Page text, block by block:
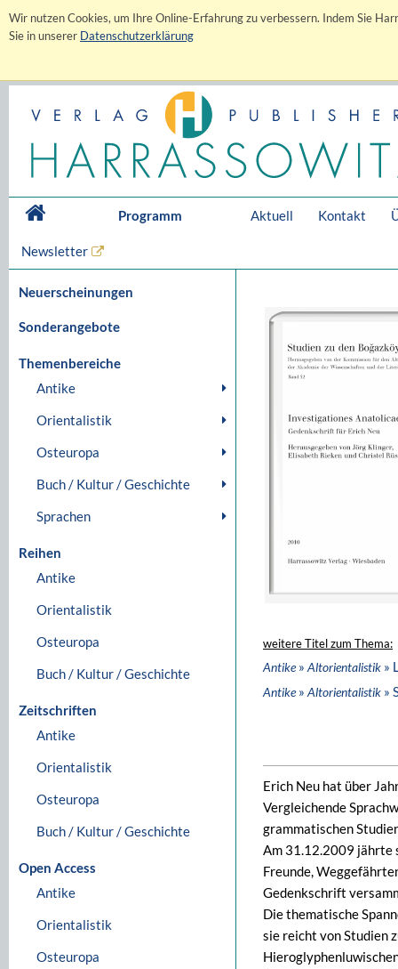
Wir nutzen Cookies, um Ihre Online-Erfahrung zu verbessern. Indem Sie
Sie in unserer Datenschutzerklärung
Programm Aktuell Kontakt
Newsletter
Neuerscheinungen
Sonderangebote
Themenbereiche
Antike
Orientalistik
Osteuropa
Buch / Kultur / Geschichte
Sprachen
Reihen
Antike
Orientalistik
Osteuropa
Buch / Kultur / Geschichte
Zeitschriften
Antike
Orientalistik
Osteuropa
Buch / Kultur / Geschichte
Open Access
Antike
Orientalistik
Osteuropa
weitere Titel zum Thema:
Antike» Altorientalistik »
Antike» Altorientalistik »
Erich Neu hat über
Vergleichende
grammatischen
Am 31.12.2009 jährte
Freunde,
Gedenkschrift
Die thematische
sie reicht von Studien